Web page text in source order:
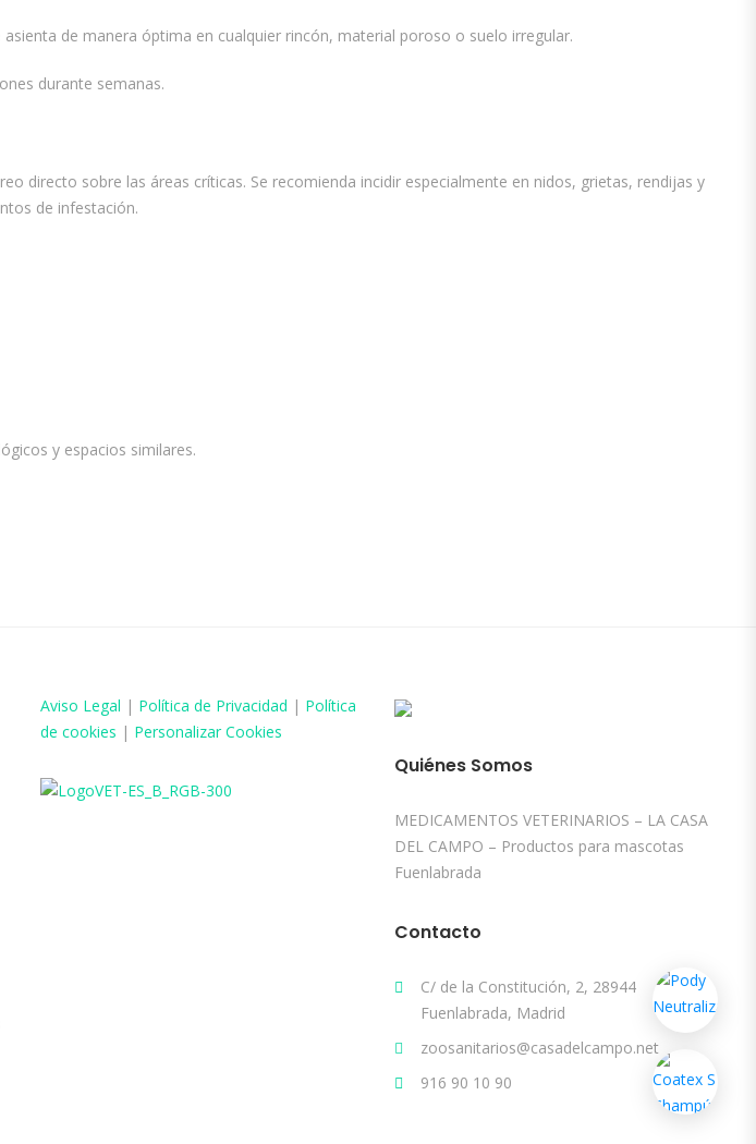
de manera óptima en cualquier rincón, material poroso o suelo irregular.
durante semanas.
directo sobre las áreas críticas. Se recomienda incidir especialmente en nidos, grietas, rendijas y
de infestación.
y espacios similares.
Aviso Legal | Política de Privacidad | Política
de cookies | Personalizar Cookies
Quiénes Somos
MEDICAMENTOS VETERINARIOS – LA CASA
DEL CAMPO – Productos para mascotas
Fuenlabrada
Contacto
C/ de la Constitución, 2, 28944
Fuenlabrada, Madrid
zoosanitarios@casadelcampo.net
916 90 10 90